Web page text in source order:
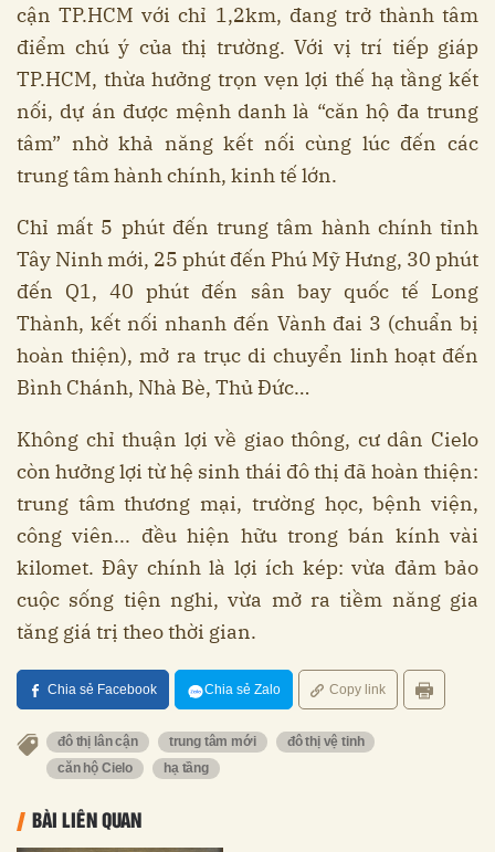
cận TP.HCM với chỉ 1,2km, đang trở thành tâm
điểm chú ý của thị trường. Với vị trí tiếp giáp
TP.HCM, thừa hưởng trọn vẹn lợi thế hạ tầng kết
nối, dự án được mệnh danh là “căn hộ đa trung
tâm” nhờ khả năng kết nối cùng lúc đến các
trung tâm hành chính, kinh tế lớn.
Chỉ mất 5 phút đến trung tâm hành chính tỉnh
Tây Ninh mới, 25 phút đến Phú Mỹ Hưng, 30 phút
đến Q1, 40 phút đến sân bay quốc tế Long
Thành, kết nối nhanh đến Vành đai 3 (chuẩn bị
hoàn thiện), mở ra trục di chuyển linh hoạt đến
Bình Chánh, Nhà Bè, Thủ Đức…
Không chỉ thuận lợi về giao thông, cư dân Cielo
còn hưởng lợi từ hệ sinh thái đô thị đã hoàn thiện:
trung tâm thương mại, trường học, bệnh viện,
công viên... đều hiện hữu trong bán kính vài
kilomet. Đây chính là lợi ích kép: vừa đảm bảo
cuộc sống tiện nghi, vừa mở ra tiềm năng gia
tăng giá trị theo thời gian.
Chia sẻ Facebook Chia sẻ Zalo Copy link
đô thị lân cận trung tâm mới
đô thị vệ tinh
căn hộ Cielo
hạ tầng
BÀI LIÊN QUAN